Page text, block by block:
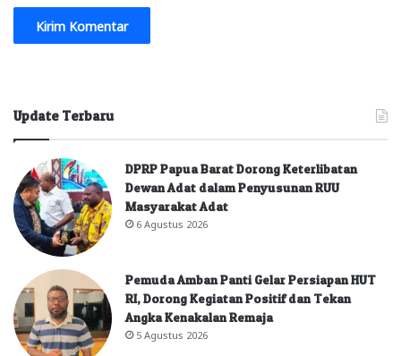
Update Terbaru
DPRP Papua Barat Dorong Keterlibatan
Dewan Adat dalam Penyusunan RUU
Masyarakat Adat
6 Agustus 2026
Pemuda Amban Panti Gelar Persiapan HUT
RI, Dorong Kegiatan Positif dan Tekan
Angka Kenakalan Remaja
5 Agustus 2026